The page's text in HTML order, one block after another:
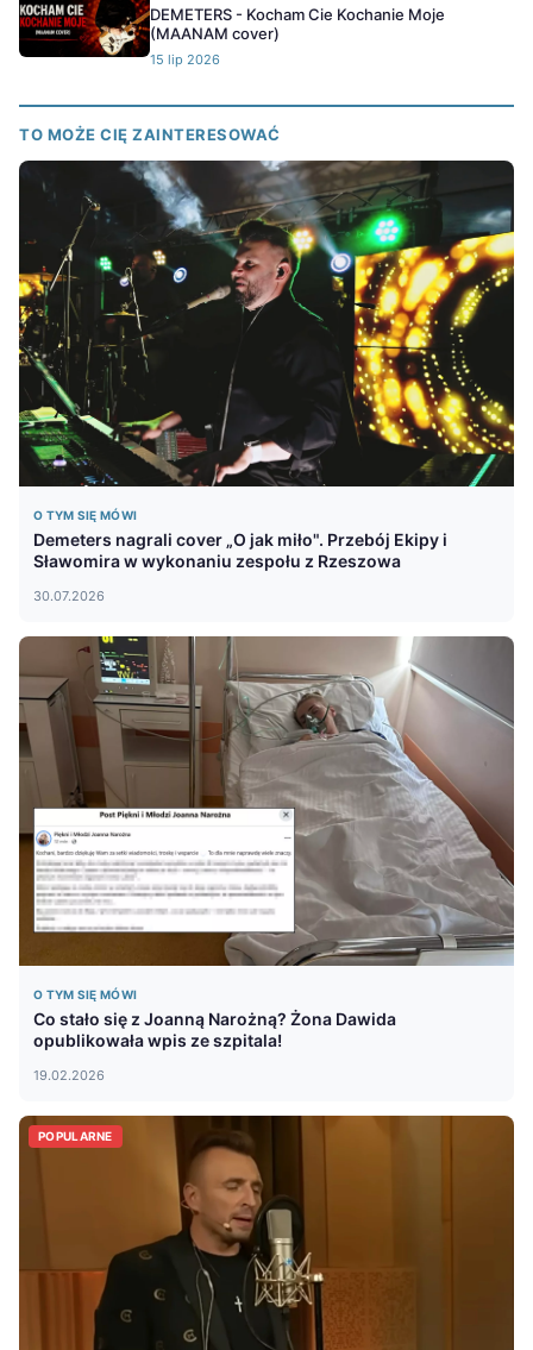
DEMETERS - Kocham Cie Kochanie Moje
(MAANAM cover)
15 lip 2026
TO MOŻE CIĘ ZAINTERESOWAĆ
O TYM SIĘ MÓWI
Demeters nagrali cover „O jak miło". Przebój Ekipy i
Sławomira w wykonaniu zespołu z Rzeszowa
30.07.2026
O TYM SIĘ MÓWI
Co stało się z Joanną Narożną? Żona Dawida
opublikowała wpis ze szpitala!
19.02.2026
POPULARNE